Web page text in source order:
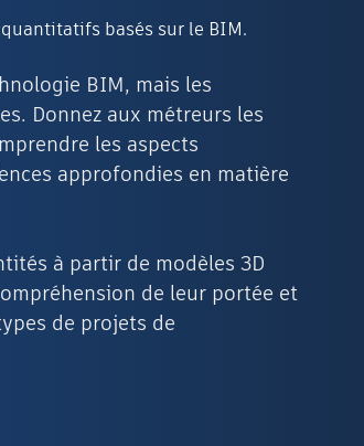
basés sur le BIM.
BIM, mais les
Donnez aux métreurs les
les aspects
approfondies en matière
à partir de modèles 3D
de leur portée et
de projets de